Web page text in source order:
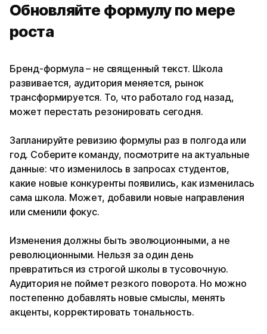
Обновляйте формулу по мере
роста
Бренд-формула – не священный текст. Школа
развивается, аудитория меняется, рынок
трансформируется. То, что работало год назад,
может перестать резонировать сегодня.
Запланируйте ревизию формулы раз в полгода или
год. Соберите команду, посмотрите на актуальные
данные: что изменилось в запросах студентов,
какие новые конкуренты появились, как изменилась
сама школа. Может, добавили новые направления
или сменили фокус.
Изменения должны быть эволюционными, а не
революционными. Нельзя за один день
превратиться из строгой школы в тусовочную.
Аудитория не поймет резкого поворота. Но можно
постепенно добавлять новые смыслы, менять
акценты, корректировать тональность.